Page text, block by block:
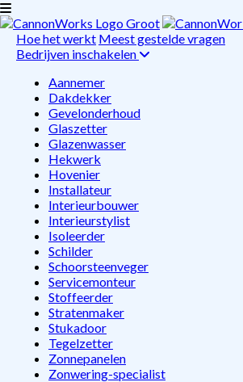
Hoe het werkt Meest gestelde vragen
Bedrijven inschakelen
Aannemer
Dakdekker
Gevelonderhoud
Glaszetter
Glazenwasser
Hekwerk
Hovenier
Installateur
Interieurbouwer
Interieurstylist
Isoleerder
Schilder
Schoorsteenveger
Servicemonteur
Stoffeerder
Stratenmaker
Stukadoor
Tegelzetter
Zonnepanelen
Zonwering-specialist